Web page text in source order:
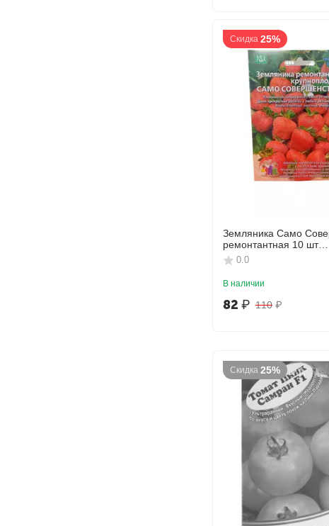
Скидка 25%
Земляника Само
ремонтантная 10 шт
УРАЛЬСКИЙ ДАЧНИК
0.0
В наличии
110 ₽
82 ₽
Скидка 25%